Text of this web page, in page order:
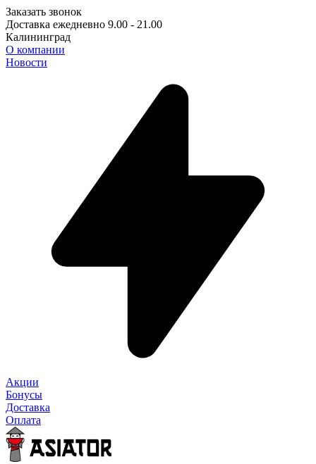
Заказать звонок
Доставка ежедневно 9.00 - 21.00
Калининград
О компании
Новости
Акции
Бонусы
Доставка
Оплата